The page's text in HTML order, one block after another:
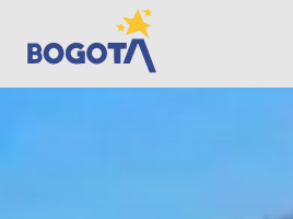
Saltar al contenido principal